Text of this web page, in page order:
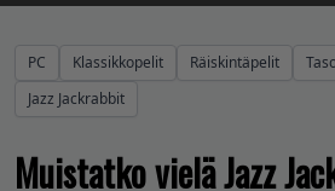
PC Klassikkopelit Räiskintäpelit
Jazz Jackrabbit
Muistatko vielä Jazz